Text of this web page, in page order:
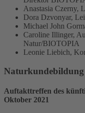
Anastasia Czerny,
Dora Dzvonyar,
Michael John
Caroline Illinger,
Natur/BIOTOPIA
Leonie Liebich,
Naturkundebildung
Auftakttreffen des
Oktober 2021